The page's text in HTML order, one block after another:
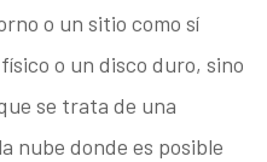
o un sitio como sí
o un disco duro, sino
se trata de una
nube donde es posible